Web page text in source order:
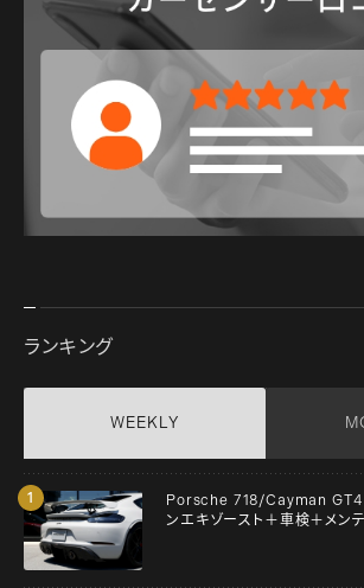
ランキング
WEEKLY
Porsche 718/Cayman GT4
ンエキゾースト＋車検＋メンテ